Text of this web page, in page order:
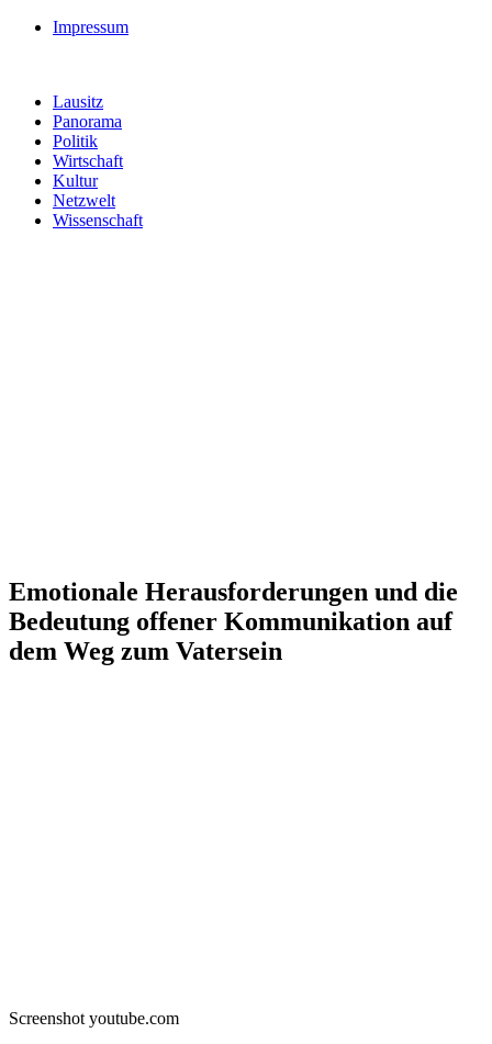
Impressum
Lausitz
Panorama
Politik
Wirtschaft
Kultur
Netzwelt
Wissenschaft
Emotionale Herausforderungen und die
Bedeutung offener Kommunikation auf
dem Weg zum Vatersein
Screenshot youtube.com